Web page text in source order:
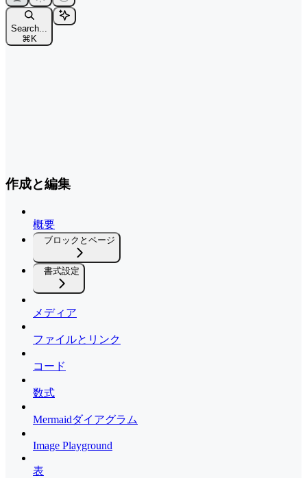
Search...
⌘ K
作成と編集
概要
ブロックとページ
書式設定
メディア
ファイルとリンク
コード
数式
Mermaidダイアグラム
Image Playground
表